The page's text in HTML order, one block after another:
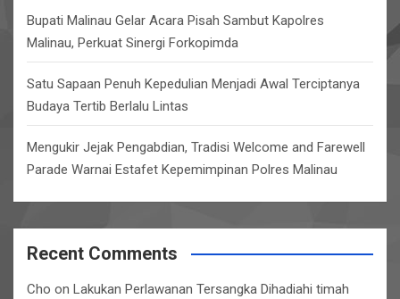
Bupati Malinau Gelar Acara Pisah Sambut Kapolres
Malinau, Perkuat Sinergi Forkopimda
Satu Sapaan Penuh Kepedulian Menjadi Awal Terciptanya
Budaya Tertib Berlalu Lintas
Mengukir Jejak Pengabdian, Tradisi Welcome and Farewell
Parade Warnai Estafet Kepemimpinan Polres Malinau
Recent Comments
Cho on Lakukan Perlawanan Tersangka Dihadiahi timah